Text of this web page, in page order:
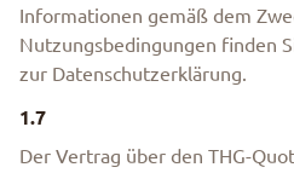
Informationen gemäß dem
Nutzungsbedingungen finden
zur Datenschutzerklärung.
1.7
Der Vertrag über den THG-